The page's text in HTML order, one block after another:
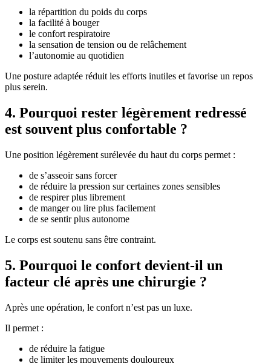
la répartition du poids du corps
la facilité à bouger
le confort respiratoire
la sensation de tension ou de relâchement
l’autonomie au quotidien
Une posture adaptée réduit les efforts inutiles et favorise un repos
plus serein.
4. Pourquoi rester légèrement redressé
est souvent plus confortable ?
Une position légèrement surélevée du haut du corps permet :
de s’asseoir sans forcer
de réduire la pression sur certaines zones sensibles
de respirer plus librement
de manger ou lire plus facilement
de se sentir plus autonome
Le corps est soutenu sans être contraint.
5. Pourquoi le confort devient-il un
facteur clé après une chirurgie ?
Après une opération, le confort n’est pas un luxe.
Il permet :
de réduire la fatigue
de limiter les mouvements douloureux